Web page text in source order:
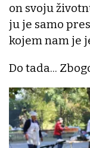
on svoju
ju je samo
kojem nam je
Do tada...